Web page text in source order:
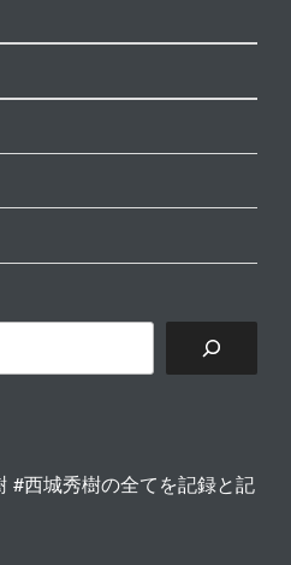
#西城秀樹の全てを記録と記